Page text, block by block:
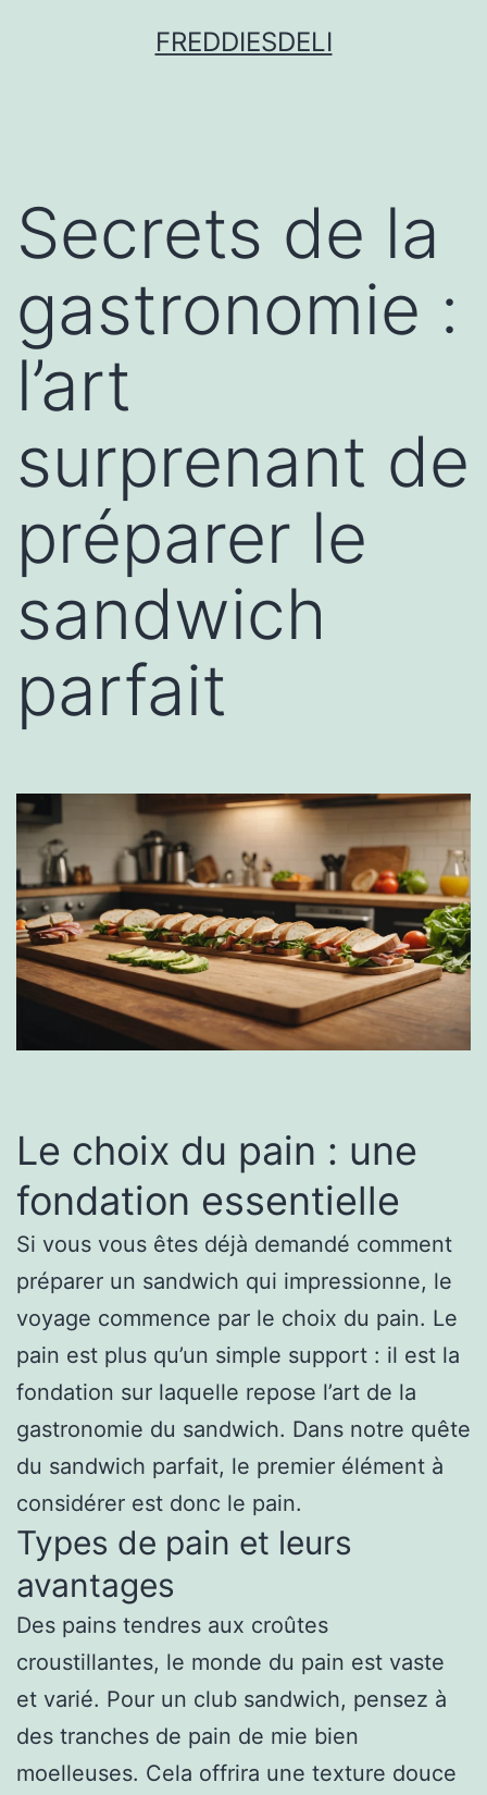
FREDDIESDELI
Secrets de la
gastronomie :
l’art
surprenant de
préparer le
sandwich
parfait
Le choix du pain : une
fondation essentielle
Si vous vous êtes déjà demandé comment
préparer un sandwich qui impressionne, le
voyage commence par le choix du pain. Le
pain est plus qu’un simple support : il est la
fondation sur laquelle repose l’art de la
gastronomie du sandwich. Dans notre quête
du sandwich parfait, le premier élément à
considérer est donc le pain.
Types de pain et leurs
avantages
Des pains tendres aux croûtes
croustillantes, le monde du pain est vaste
et varié. Pour un club sandwich, pensez à
des tranches de pain de mie bien
moelleuses. Cela offrira une texture douce